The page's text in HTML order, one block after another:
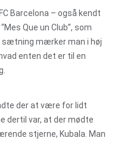
Barcelona – også kendt
Que un Club”, som
sætning mærker man i høj
enten det er til en
der at være for lidt
dertil var, at der mødte
stjerne, Kubala. Man